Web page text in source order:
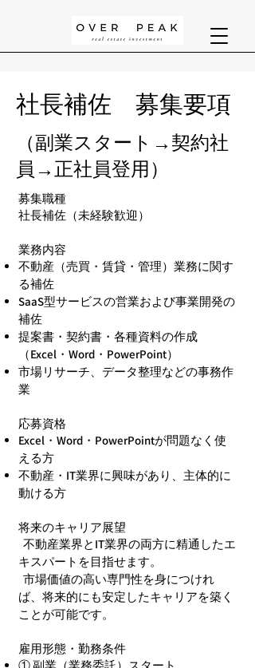
社長補佐 募集要項
（副業スタート→契約社
員→正社員登用）
募集職種
社長補佐（未経験歓迎）
業務内容
不動産（売買・賃貸・管理）業務に関す
る補佐
SaaS型サービスの営業および事業開発の
補佐
提案書・契約書・各種資料の作成
（Excel・Word・PowerPoint）
市場リサーチ、データ整理などの事務作
業
応募資格
Excel・Word・PowerPointが問題なく使
える方
不動産・IT業界に興味があり、主体的に
動ける方
将来のキャリア展望
不動産業界とIT業界の両方に精通したエ
キスパートを目指せます。
市場価値の高い専門性を身につけれ
ば、将来的にも安定したキャリアを築く
ことが可能です。
雇用形態・勤務条件